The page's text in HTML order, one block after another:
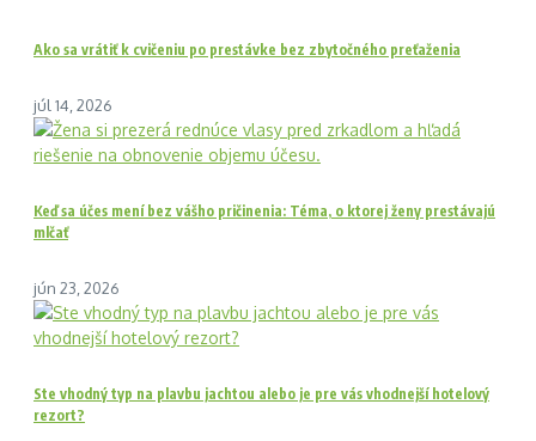
Ako sa vrátiť k cvičeniu po prestávke bez zbytočného preťaženia
júl 14, 2026
Keď sa účes mení bez vášho pričinenia: Téma, o ktorej ženy prestávajú
mlčať
jún 23, 2026
Ste vhodný typ na plavbu jachtou alebo je pre vás vhodnejší hotelový
rezort?